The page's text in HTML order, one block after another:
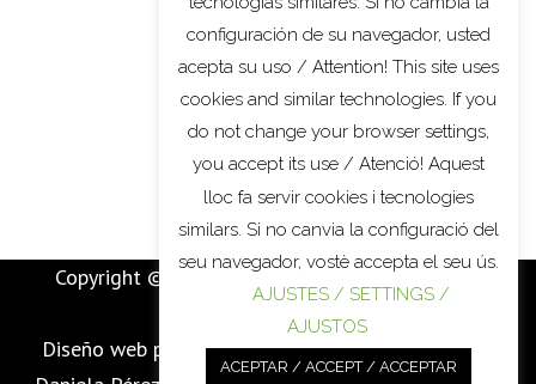
Copyright © 2022MARTÍ BATALLA. All Rights
Reserved.
Diseño web por / Webdesign by / disseny web per
configuración de su navegador, usted
acepta su uso / Attention! This site uses
cookies and similar technologies. If you
do not change your browser settings,
you accept its use / Atenció! Aquest
lloc fa servir cookies i tecnologies
similars. Si no canvia la configuració del
seu navegador, vostè accepta el seu ús.
AJUSTES / SETTINGS /
AJUSTOS
ACEPTAR / ACCEPT / ACCEPTAR